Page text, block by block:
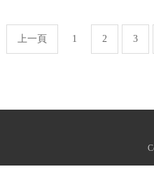
上一頁 1 2 3